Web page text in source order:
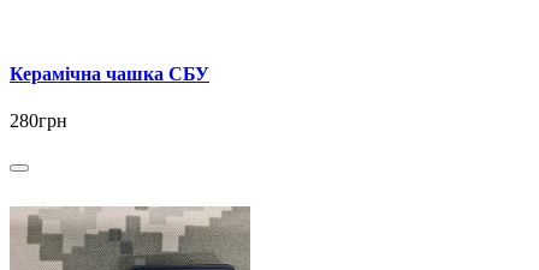
Керамічна чашка СБУ
280грн